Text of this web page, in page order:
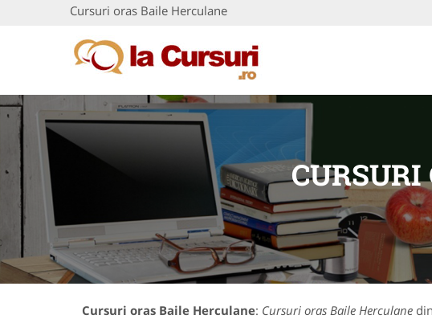
Cursuri oras Baile Herculane
Cursuri oras Baile Herculane: Cursuri oras Baile Herculane